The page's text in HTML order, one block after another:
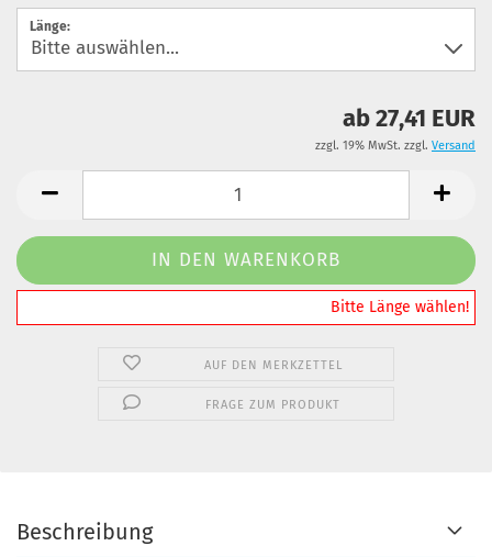
Länge:
ab 27,41 EUR
zzgl. 19% MwSt. zzgl. Versand
️️️️️Bitte Länge wählen!
AUF DEN MERKZETTEL
FRAGE ZUM PRODUKT
Beschreibung